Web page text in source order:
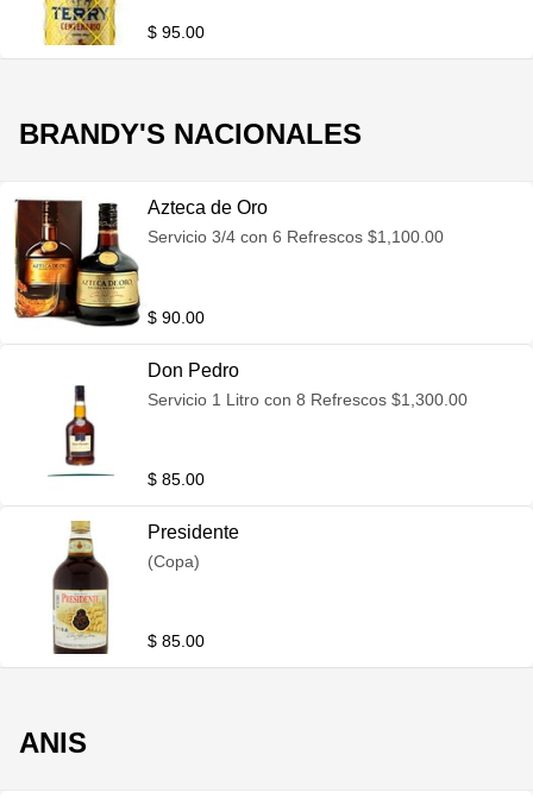
$ 95.00
BRANDY'S NACIONALES
Azteca de Oro
Servicio 3/4 con 6 Refrescos $1,100.00
$ 90.00
Don Pedro
Servicio 1 Litro con 8 Refrescos $1,300.00
$ 85.00
Presidente
(Copa)
$ 85.00
ANIS